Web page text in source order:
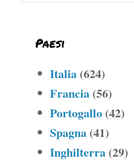
Paesi
Italia (624)
Francia (56)
Portogallo (42)
Spagna (41)
Inghilterra (29)